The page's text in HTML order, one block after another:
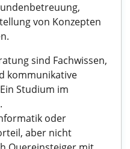
von Konzepten
sind Fachwissen,
kommunikative
Studium im
oder
aber nicht